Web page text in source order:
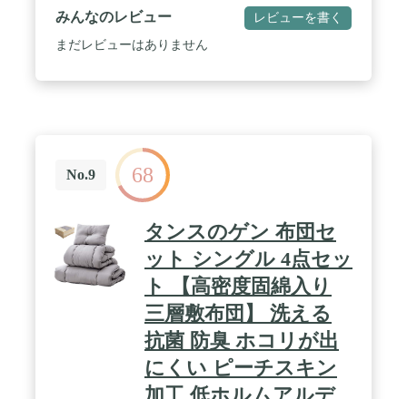
0.5kg /【サイズ】シングル /【カラー】ホワイト /
【特長】リーズナブルなのに高機能！人気の「帝人
×niceday 快適清潔シリーズ」に待望の布団セットが
トキルト採用/敷布団：100×210cm（帝人マイティト
ップ2を50%使用）汚れた面だけ洗える3分割仕様
（特許申請中）/枕43×63cm（帝人マイティトップ2
を50%使用） / 【特長】掛け布団・敷布団（上下層
のみ）・枕すべて洗濯機洗いができる清潔仕様。羽
毛などの動物性素材を使っていないので、独特のニ
オイもありません。ほこりも出にくく、アレルギー
が気になる方にもおすすめです。気軽に扱えるので
普段使いに最適！ / メーカー保証:初期不良対応/仕
様：洗濯機洗い可（ネット使用）掛け布団・枕・敷
布団上下層（中材の固綿は洗えませんが、汚れた部
分を水拭きする程度は可能です）
みんなのレビュー レビューを書く
まだレビューはありません
No.9 68
タンスのゲン 布団セ
ット シングル 4点セッ
ト 【高密度固綿入り
三層敷布団】 洗える
抗菌 防臭 ホコリが出
にくい ピーチスキン